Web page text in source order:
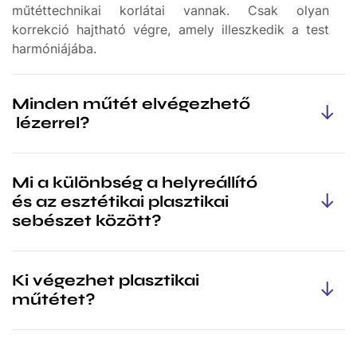
műtéttechnikai korlátai vannak. Csak olyan
korrekció hajtható végre, amely illeszkedik a test
harmóniájába.
Minden műtét elvégezhető
lézerrel?
nem csodakészülékek, így nem tudnak minden
problémára megoldást kínálni. Lézeres
kezeléseinket a probléma jellege és a lézer
Mi a különbség a helyreállító
és az esztétikai plasztikai
sebészet között?
kapcsolatban álló részből tevődik össze:
helyreállító- és esztétikai plasztikai sebészet.
Ki végezhet plasztikai
műtétet?